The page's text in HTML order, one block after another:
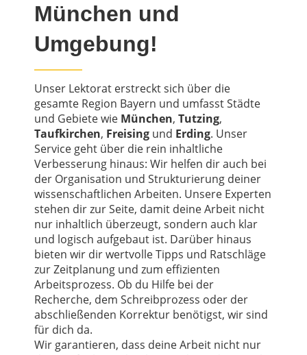
München und
Umgebung!
Unser Lektorat erstreckt sich über die
gesamte Region Bayern und umfasst Städte
und Gebiete wie München, Tutzing,
Taufkirchen, Freising und Erding. Unser
Service geht über die rein inhaltliche
Verbesserung hinaus: Wir helfen dir auch bei
der Organisation und Strukturierung deiner
wissenschaftlichen Arbeiten. Unsere Experten
stehen dir zur Seite, damit deine Arbeit nicht
nur inhaltlich überzeugt, sondern auch klar
und logisch aufgebaut ist. Darüber hinaus
bieten wir dir wertvolle Tipps und Ratschläge
zur Zeitplanung und zum effizienten
Arbeitsprozess. Ob du Hilfe bei der
Recherche, dem Schreibprozess oder der
abschließenden Korrektur benötigst, wir sind
für dich da.
Wir garantieren, dass deine Arbeit nicht nur